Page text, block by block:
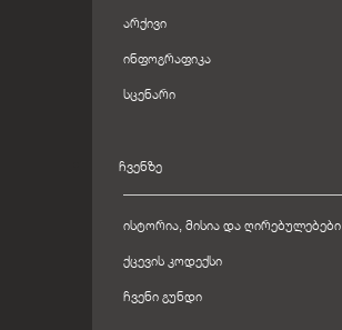
ᲐᲠᲥᲘᲕᲘ
ᲘᲜᲤᲝᲒᲠᲐᲤᲘᲙᲐ
ᲡᲪᲔᲜᲐᲠᲘ
ᲩᲕᲔᲜᲖᲔ
ᲘᲡᲢᲝᲠᲘᲐ, ᲛᲘᲡᲘᲐ ᲓᲐ ᲦᲘᲠᲔᲑᲣᲚᲔᲑᲔᲑᲘ
ᲥᲪᲔᲕᲘᲡ ᲙᲝᲓᲔᲥᲡᲘ
ᲩᲕᲔᲜᲘ ᲒᲣᲜᲓᲘ